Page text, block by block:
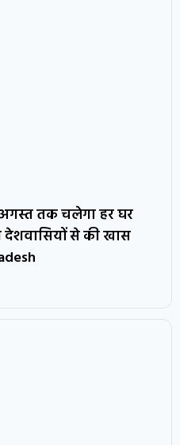
अगस्त तक चलेगा हर घर
देशवासियों से की खास